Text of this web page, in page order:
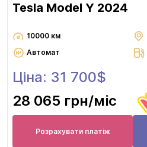
Tesla Model Y 2024
10000 км
Автомат
Ціна: 31 700$
28 065 грн/міс
Розрахувати платіж